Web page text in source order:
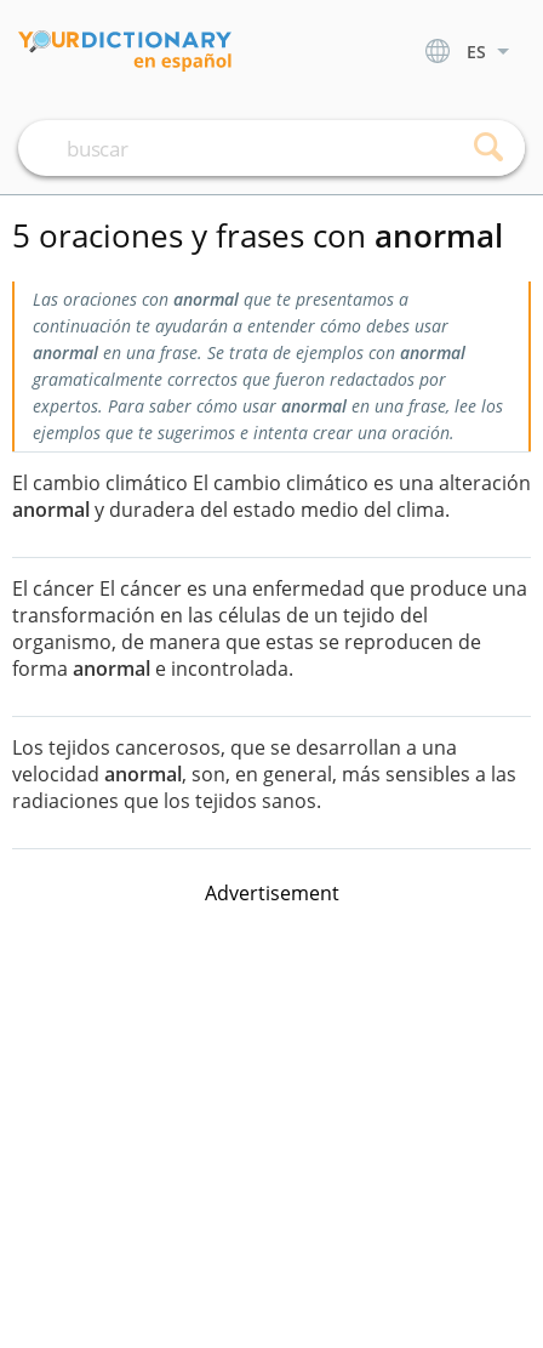
ES
5 oraciones y frases con anormal
Las oraciones con anormal que te presentamos a
continuación te ayudarán a entender cómo debes usar
anormal en una frase. Se trata de ejemplos con anormal
gramaticalmente correctos que fueron redactados por
expertos. Para saber cómo usar anormal en una frase, lee los
ejemplos que te sugerimos e intenta crear una oración.
El cambio climático El cambio climático es una alteración
anormaly duradera del estado medio del clima.
El cáncer El cáncer es una enfermedad que produce una
transformación en las células de un tejido del
organismo, de manera que estas se reproducen de
forma anormal e incontrolada.
Los tejidos cancerosos, que se desarrollan a una
velocidad anormal, son, en general, más sensibles a las
radiaciones que los tejidos sanos.
Advertisement